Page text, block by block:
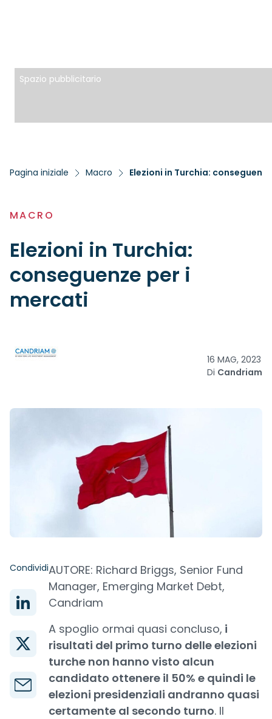
Spazio pubblicitario
Pagina iniziale Macro Elezioni in Turchia:
MACRO
Elezioni in Turchia:
conseguenze per i
mercati
16 MAG, 2023
Di Candriam
CondividiAUTORE: Richard Briggs, Senior Fund
Manager, Emerging Market Debt,
Candriam
A spoglio ormai quasi concluso, i
risultati del primo turno delle elezioni
turche non hanno visto alcun
candidato ottenere il 50% e quindi le
elezioni presidenziali andranno quasi
certamente al secondo turno. Il